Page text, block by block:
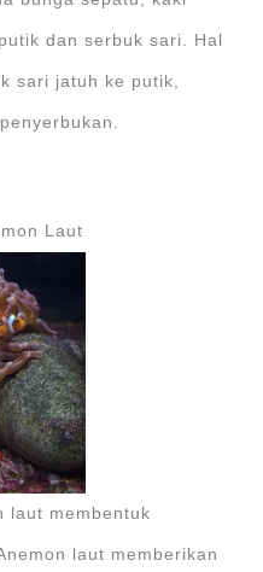
dan serbuk sari. Hal
sari jatuh ke putik,
Laut
laut membentuk
laut memberikan